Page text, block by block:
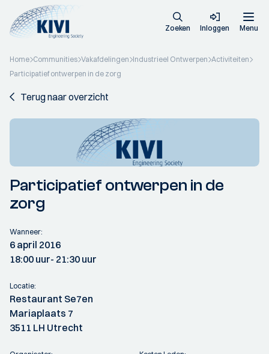
Zoeken Inloggen Menu
Home Communities Vakafdelingen Industrieel Ontwerpen Activiteiten
Participatief ontwerpen in de zorg
Terug naar overzicht
Participatief ontwerpen in de
zorg
Wanneer:
6 april 2016
18:00 uur- 21:30 uur
Locatie:
Restaurant Se7en
Mariaplaats 7
3511 LH Utrecht